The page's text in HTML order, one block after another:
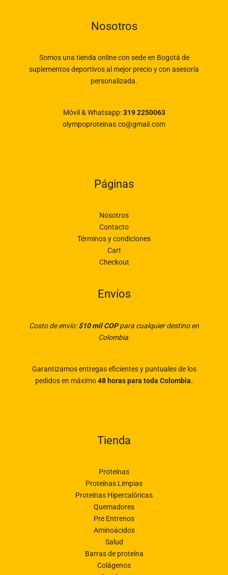
Nosotros
Somos una tienda online con sede en Bogotá de
suplementos deportivos al mejor precio y con asesoría
personalizada.
Móvil & Whatsapp:319 2250063
olympoproteinas.co@gmail.com
Páginas
Nosotros
Contacto
Términos y condiciones
Cart
Checkout
Envíos
Costo de envío:$10 mil COPpara cualquier destino en
Colombia.
Garantizamos entregas eficientes y puntuales de los
pedidos en máximo48 horas para toda Colombia.
Tienda
Proteínas
Proteínas Limpias
Proteínas Hipercalóricas
Quemadores
Pre Entrenos
Aminoácidos
Salud
Barras de proteína
Colágenos